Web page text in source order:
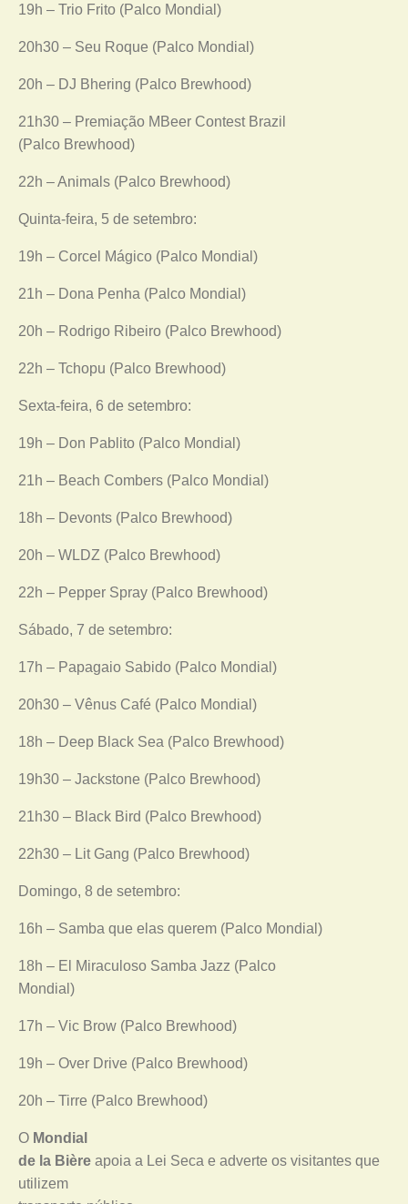
19h – Trio Frito (Palco Mondial)
20h30 – Seu Roque (Palco Mondial)
20h – DJ Bhering (Palco Brewhood)
21h30 – Premiação MBeer Contest Brazil
(Palco Brewhood)
22h – Animals (Palco Brewhood)
Quinta-feira, 5 de setembro:
19h – Corcel Mágico (Palco Mondial)
21h – Dona Penha (Palco Mondial)
20h – Rodrigo Ribeiro (Palco Brewhood)
22h – Tchopu (Palco Brewhood)
Sexta-feira, 6 de setembro:
19h – Don Pablito (Palco Mondial)
21h – Beach Combers (Palco Mondial)
18h – Devonts (Palco Brewhood)
20h – WLDZ (Palco Brewhood)
22h – Pepper Spray (Palco Brewhood)
Sábado, 7 de setembro:
17h – Papagaio Sabido (Palco Mondial)
20h30 – Vênus Café (Palco Mondial)
18h – Deep Black Sea (Palco Brewhood)
19h30 – Jackstone (Palco Brewhood)
21h30 – Black Bird (Palco Brewhood)
22h30 – Lit Gang (Palco Brewhood)
Domingo, 8 de setembro:
16h – Samba que elas querem (Palco Mondial)
18h – El Miraculoso Samba Jazz (Palco
Mondial)
17h – Vic Brow (Palco Brewhood)
19h – Over Drive (Palco Brewhood)
20h – Tirre (Palco Brewhood)
O Mondial
de la Bière apoia a Lei Seca e adverte os visitantes que
utilizem